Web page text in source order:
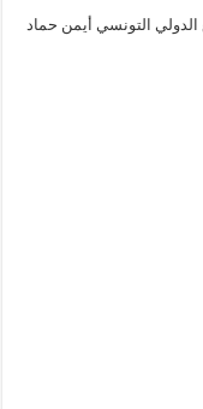
الدولي التونسي أيمن حماد